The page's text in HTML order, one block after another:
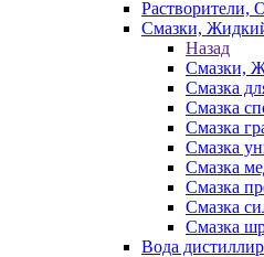
Растворители,
Смазки,
Назад
Смазки,
Смазка
Смазка
Смазка
Смазка
Смазка
Смазка
Смазка
Смазка
Вода